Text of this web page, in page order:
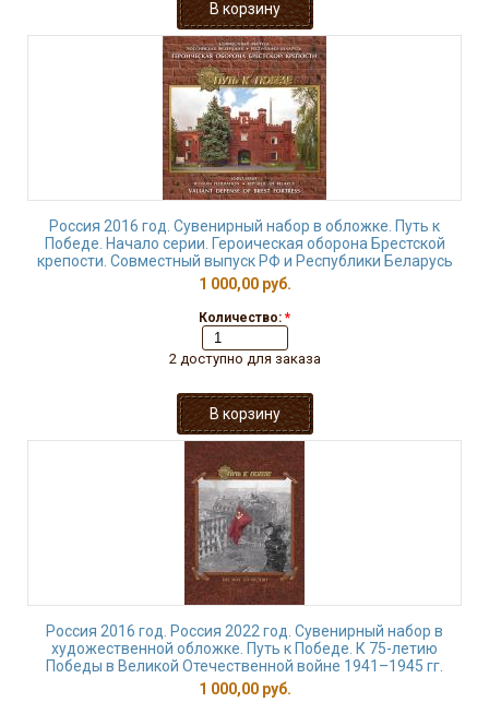
Россия 2016 год. Сувенирный набор в обложке. Путь к
Победе. Начало серии. Героическая оборона Брестской
крепости. Совместный выпуск РФ и Республики Беларусь
1 000,00 руб.
Количество: *
2 доступно для заказа
Россия 2016 год. Россия 2022 год. Сувенирный набор в
художественной обложке. Путь к Победе. К 75-летию
Победы в Великой Отечественной войне 1941–1945 гг.
1 000,00 руб.